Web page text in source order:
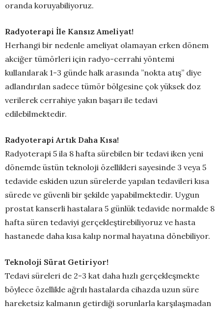
oranda koruyabiliyoruz.
Radyoterapi İle Kansız Ameliyat!
Herhangi bir nedenle ameliyat olamayan erken dönem
akciğer tümörleri için radyo-cerrahi yöntemi
kullanılarak 1-3 günde halk arasında ’’nokta atış’’ diye
adlandırılan sadece tümör bölgesine çok yüksek doz
verilerek cerrahiye yakın başarı ile tedavi
edilebilmektedir.
Radyoterapi Artık Daha Kısa!
Radyoterapi 5 ila 8 hafta sürebilen bir tedavi iken yeni
dönemde üstün teknoloji özellikleri sayesinde 3 veya 5
tedavide eskiden uzun sürelerde yapılan tedavileri kısa
sürede ve güvenli bir şekilde yapabilmektedir. Uygun
prostat kanserli hastalara 5 günlük tedavide normalde 8
hafta süren tedaviyi gerçekleştirebiliyoruz ve hasta
hastanede daha kısa kalıp normal hayatına dönebiliyor.
Teknoloji Sürat Getiriyor!
Tedavi süreleri de 2-3 kat daha hızlı gerçekleşmekte
böylece özellikle ağrılı hastalarda cihazda uzun süre
hareketsiz kalmanın getirdiği sorunlarla karşılaşmadan